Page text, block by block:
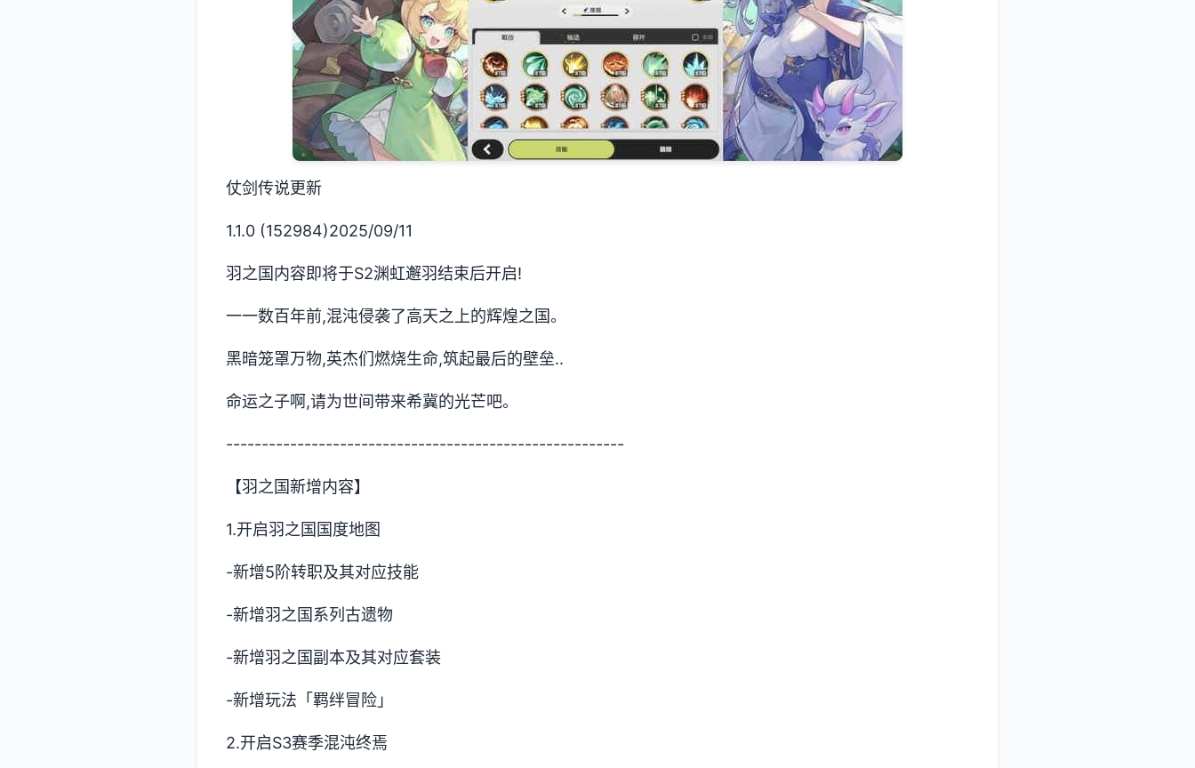
仗剑传说更新
1.1.0 (152984)2025/09/11
羽之国内容即将于S2渊虹邂羽结束后开启!
一一数百年前,混沌侵袭了高天之上的辉煌之国。
黑暗笼罩万物,英杰们燃烧生命,筑起最后的壁垒..
命运之子啊,请为世间带来希冀的光芒吧。
--------------------------------------------------------
【羽之国新增内容】
1.开启羽之国国度地图
-新增5阶转职及其对应技能
-新增羽之国系列古遗物
-新增羽之国副本及其对应套装
-新增玩法「羁绊冒险」
2.开启S3赛季混沌终焉